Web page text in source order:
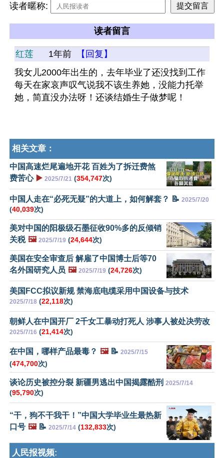
读者暱称:
读者留言
红莲 1年前
【回复】
我女儿2000年出生的，去年毕业了还没找到工作
每天在家哀声叹气说我不该生养她，没能力托举
她，简直没办法呀！还谈结婚生子做梦呢！
相关文章：
中国高速烂尾遍地开花 百姓为了拆迁费煞
费苦心 ▶️ 2025/7/21 (354,747次)
中国人走在“必死无疑”的大道上，如何解套？ 📝 2025/7/20
(40,039次)
美对中国的阳极级石墨征收90%多的反倾销
关税 🖼️ 2025/7/19 (24,644次)
美国在安全审查后 解雇了中国博士后等70
名外国研究人员 🖼️ 2025/7/19 (24,726次)
美国FCC拟议新规 禁海底电缆采用中国设备与技术
2025/7/18 (22,118次)
朝鲜人在中国开厂 2千女工暴动打死人 涉事人被处决劳改
2025/7/16 (21,414次)
在中国，哪样产品最毒？ 🖼️📝 2025/7/15
(474,700次)
谈论历史被控分裂 新疆男逃出中国揭露酷刑 2025/7/14
(95,790次)
“干，狗不干我干！”中国大学毕业生最热新
口号 🖼️📝 2025/7/14 (132,833次)
人民报视频: